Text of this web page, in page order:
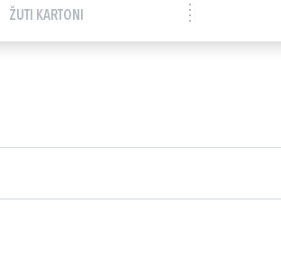
ŽUTI KARTONI